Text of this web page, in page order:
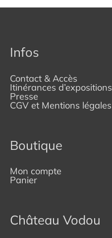
Infos
Contact & Accès
Itinérances d’expositions
Presse
CGV et Mentions légales
Boutique
Mon compte
Panier
Château Vodou